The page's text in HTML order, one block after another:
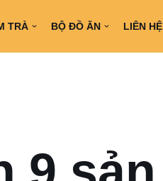
TRÀ BỘ ĐỒ ĂN LIÊN HỆ